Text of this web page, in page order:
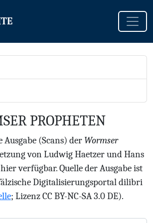
PROPHETEN
(Scans) der Wormser
von Ludwig Haetzer und Hans
verfügbar. Quelle der Ausgabe ist
Digitalisierungsportal dilibri
; Lizenz CC BY-NC-SA 3.0 DE).